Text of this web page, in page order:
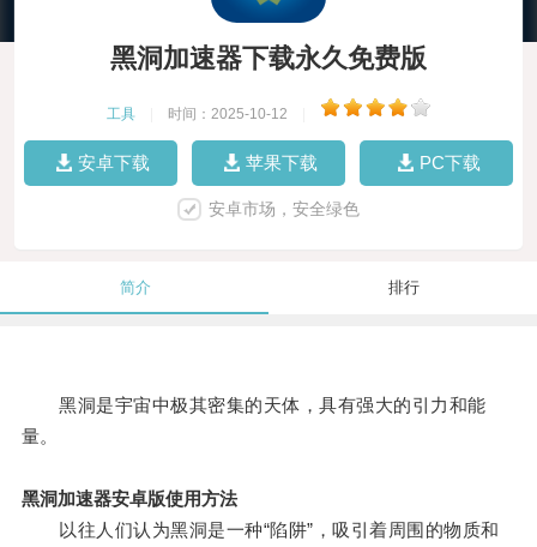
黑洞加速器下载永久免费版
工具 时间：2025-10-12
安卓下载 苹果下载 PC下载
安卓市场，安全绿色
简介 排行
黑洞是宇宙中极其密集的天体，具有强大的引力和能
量。
黑洞加速器安卓版使用方法
以往人们认为黑洞是一种“陷阱”，吸引着周围的物质和